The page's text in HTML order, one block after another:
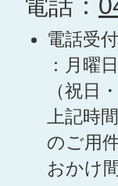
電話：
電話受
：月曜
（祝日
上記時
のご用
おかけ